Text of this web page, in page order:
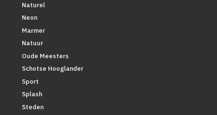
Naturel
Neon
Marmer
Natuur
Oude Meesters
Schotse Hooglander
Sport
Splash
Steden